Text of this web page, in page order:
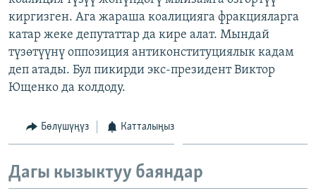
киргизген. Ага жараша коалицияга фракцияларга
катар жеке депутаттар да кире алат. Мындай
түзөтүүнү оппозиция антиконституциялык кадам
деп атады. Бул пикирди экс-президент Виктор
Ющенко да колдоду.
Бөлүшүңүз Катталыңыз
Дагы кызыктуу баяндар